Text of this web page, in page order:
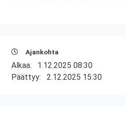
Ajankohta
Alkaa: 1.12.2025 08:30
Päättyy: 2.12.2025 15:30